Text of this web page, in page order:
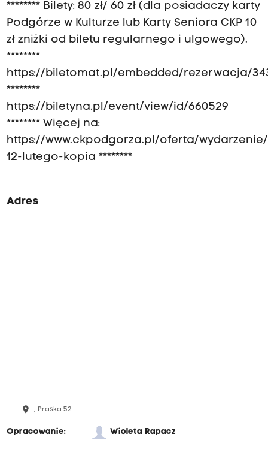
******** Bilety: 80 zł/ 60 zł (dla posiadaczy karty
Podgórze w Kulturze lub Karty Seniora CKP 10
zł zniżki od biletu regularnego i ulgowego).
********
https://biletomat.pl/embedded/rezerwacja/
********
https://biletyna.pl/event/view/id/660529
******** Więcej na:
https://www.ckpodgorza.pl/oferta/
12-lutego-kopia ********
Adres
place , Praska 52
Opracowanie: Wioleta Rapacz